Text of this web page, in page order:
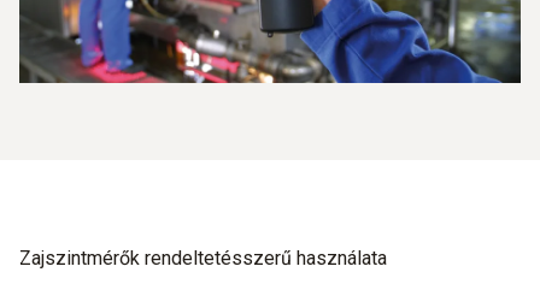
Zajszintmérők rendeltetésszerű használata